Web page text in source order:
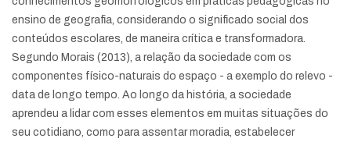
ensino de geografia, considerando o significado social dos
conteúdos escolares, de maneira crítica e transformadora.
Segundo Morais (2013), a relação da sociedade com os
componentes físico-naturais do espaço - a exemplo do relevo -
data de longo tempo. Ao longo da história, a sociedade
aprendeu a lidar com esses elementos em muitas situações do
seu cotidiano, como para assentar moradia, estabelecer